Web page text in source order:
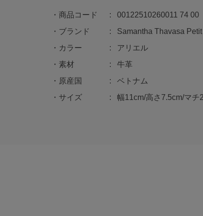
商品コード
00122510260011 74 00
ブランド
Samantha Thavasa
カラー
アリエル
素材
牛革
原産国
ベトナム
サイズ
幅11cm/高さ7.5cm/マチ